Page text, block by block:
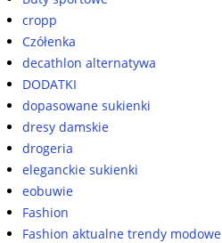
cropp
Czółenka
decathlon alternatywa
DODATKI
dopasowane sukienki
dresy damskie
drogeria
eleganckie sukienki
eobuwie
Fashion
Fashion aktualne trendy modowe